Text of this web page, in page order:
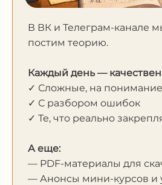
В ВК и Телеграм-канале
постим теорию.
Каждый день —
✓ Сложные, на
✓ С разбором ошибок
✓ Те, что реально
А еще:
— PDF-материалы для
— Анонсы мини-курсов и